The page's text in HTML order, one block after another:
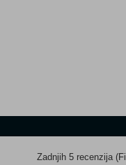
Zadnjih 5 recenzija